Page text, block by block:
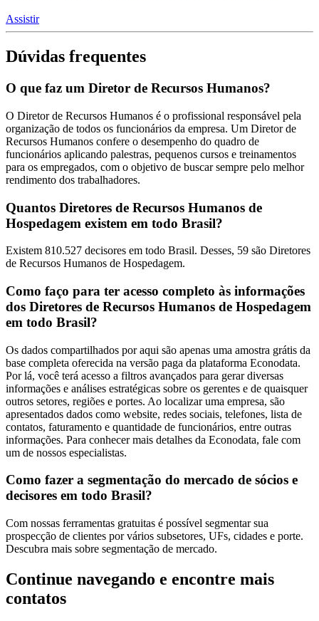
Assistir
Dúvidas frequentes
O que faz um Diretor de Recursos Humanos?
O Diretor de Recursos Humanos é o profissional responsável pela
organização de todos os funcionários da empresa. Um Diretor de
Recursos Humanos confere o desempenho do quadro de
funcionários aplicando palestras, pequenos cursos e treinamentos
para os empregados, com o objetivo de buscar sempre pelo melhor
rendimento dos trabalhadores.
Quantos Diretores de Recursos Humanos de
Hospedagem existem em todo Brasil?
Existem 810.527 decisores em todo Brasil. Desses, 59 são Diretores
de Recursos Humanos de Hospedagem.
Como faço para ter acesso completo às informações
dos Diretores de Recursos Humanos de Hospedagem
em todo Brasil?
Os dados compartilhados por aqui são apenas uma amostra grátis da
base completa oferecida na versão paga da plataforma Econodata.
Por lá, você terá acesso a filtros avançados para gerar diversas
informações e análises estratégicas sobre os gerentes e de quaisquer
outros setores, regiões e portes. Ao localizar uma empresa, são
apresentados dados como website, redes sociais, telefones, lista de
contatos, faturamento e quantidade de funcionários, entre outras
informações. Para conhecer mais detalhes da Econodata, fale com
um de nossos especialistas.
Como fazer a segmentação do mercado de sócios e
decisores em todo Brasil?
Com nossas ferramentas gratuitas é possível segmentar sua
prospecção de clientes por vários subsetores, UFs, cidades e porte.
Descubra mais sobre segmentação de mercado.
Continue navegando e encontre mais
contatos